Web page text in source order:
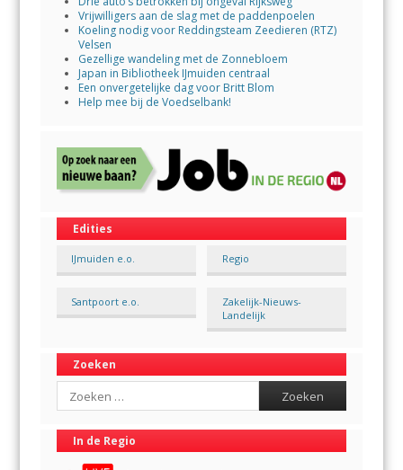
Vrijwilligers aan de slag met de paddenpoelen
Koeling nodig voor Reddingsteam Zeedieren (RTZ)
Velsen
Gezellige wandeling met de Zonnebloem
Japan in Bibliotheek IJmuiden centraal
Een onvergetelijke dag voor Britt Blom
Help mee bij de Voedselbank!
Edities
IJmuiden e.o. Regio
Santpoort e.o.
Zakelijk-Nieuws-
Landelijk
Zoeken
Search
In de Regio